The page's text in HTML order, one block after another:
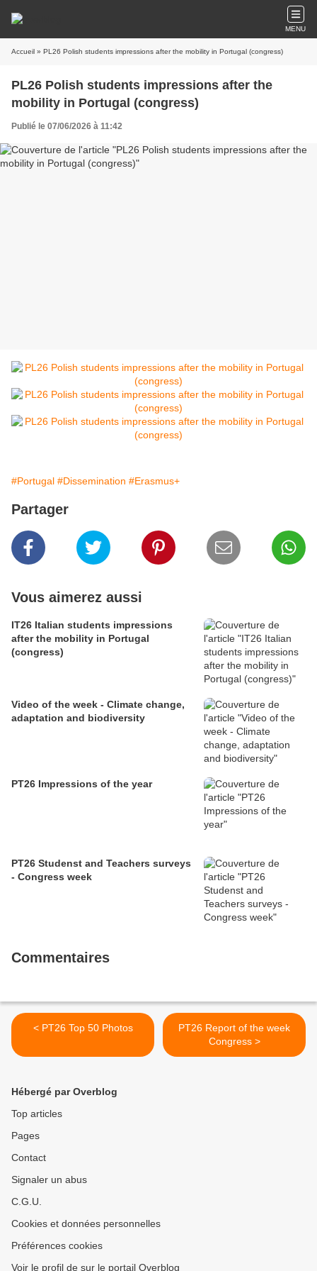
MENU
Accueil » PL26 Polish students impressions after the mobility in Portugal (congress)
PL26 Polish students impressions after the
mobility in Portugal (congress)
Publié le 07/06/2026 à 11:42
#Portugal #Dissemination #Erasmus+
Partager
Vous aimerez aussi
IT26 Italian students impressions
after the mobility in Portugal
(congress)
Video of the week - Climate change,
adaptation and biodiversity
PT26 Impressions of the year
PT26 Studenst and Teachers surveys
- Congress week
Commentaires
< PT26 Top 50 Photos
PT26 Report of the week
Congress >
Hébergé par Overblog
Top articles
Pages
Contact
Signaler un abus
C.G.U.
Cookies et données personnelles
Préférences cookies
Voir le profil de sur le portail Overblog